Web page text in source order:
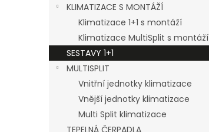
a
KLIMATIZACE S MONTÁŽÍ
Klimatizace 1+1 s montáží
Klimatizace MultiSplit s montáží
SESTAVY 1+1
MULTISPLIT
Vnitřní jednotky klimatizace
Vnější jednotky klimatizace
Multi Split klimatizace
TEPELNÁ ČERPADLA